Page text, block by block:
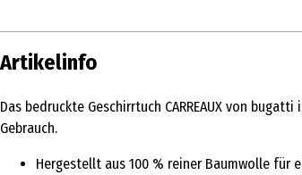
Artikelinfo
Das bedruckte Geschirrtuch CARREAUX von
Gebrauch.
Hergestellt aus 100 % reiner Baumwolle für